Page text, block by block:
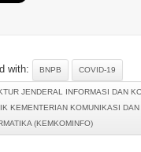
with: BNPB COVID-19
JENDERAL INFORMASI DAN
KEMENTERIAN KOMUNIKASI DAN
(KEMKOMINFO)